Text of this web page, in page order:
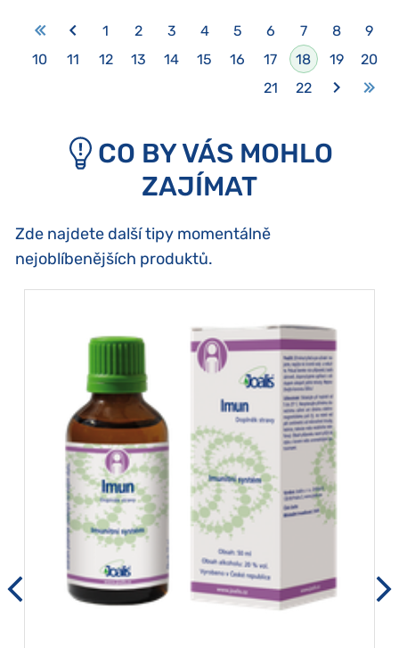
1 2 3 4 5 6 7 8
9
10
11 12 13 14 15 16 17 18 19
20
21
22
CO BY VÁS MOHLO
ZAJÍMAT
Zde najdete další tipy momentálně
nejoblíbenějších produktů.